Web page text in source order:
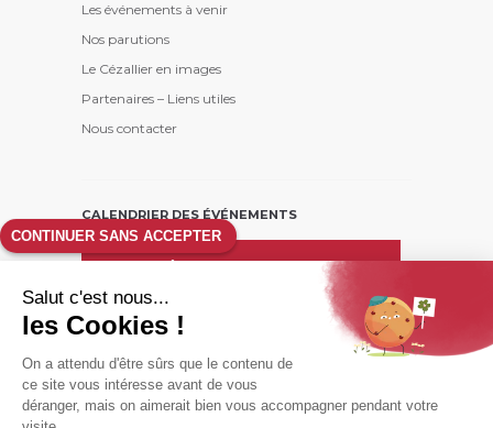
Les événements à venir
Nos parutions
Le Cézallier en images
Partenaires – Liens utiles
Nous contacter
CALENDRIER DES ÉVÉNEMENTS
août26
L M D
3
4 5 6 7
10
11 12 13
CONTINUER SANS ACCEPTER
Salut c'est nous...
les Cookies !
On a attendu d'être sûrs que le contenu de
ce site vous intéresse avant de vous
déranger, mais on aimerait bien vous accompagner pendant votre